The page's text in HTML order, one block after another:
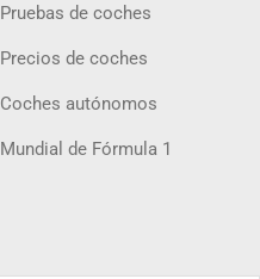
Pruebas de coches
Precios de coches
Coches autónomos
Mundial de Fórmula 1